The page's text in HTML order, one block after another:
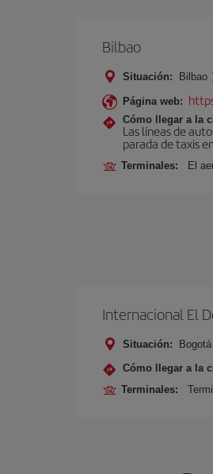
Bilbao
Situación: Bilbao
Página web:
Cómo llegar a la
Las líneas de
parada de taxis
Terminales: El
Internacional El
Situación: Bogotá
Cómo llegar a la
Terminales: